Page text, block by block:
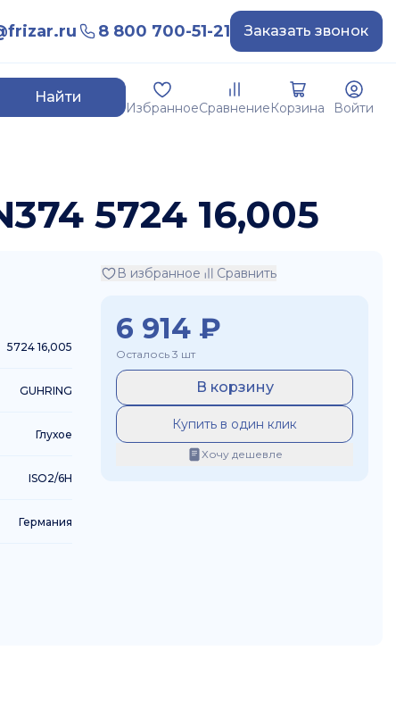
8 800 700-51-21 Заказать звонок
Найти
ИзбранноеСравнение Корзина Войти
5724 16,005
5724 16,005
GUHRING
Глухое
ISO2/6H
Германия
В избранное Сравнить
6 914 ₽
Осталось 3 шт
В корзину
Купить в один клик
Хочу дешевле